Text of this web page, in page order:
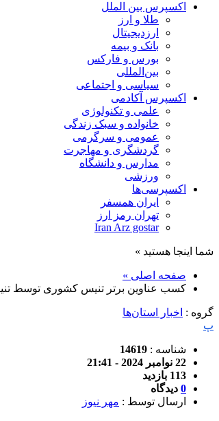
اکسپرس بین الملل
طلا و ارز
ارزدیجیتال
بانک و بیمه
بورس و فارکس
بین‌المللی
سیاسی و اجتماعی
اکسپرس آکادمی
علمی و تکنولوژی
خانواده و سبک زندگی
عمومی و سرگرمی
گردشگری و مهاجرت
مدارس و دانشگاه
ورزشی
اکسپرسی‌ها
ایران همسفر
تهران رمز ارز
Iran Arz gostar
شما اینجا هستید »
صفحه اصلی »
کسب عناوین برتر تنیس کشوری توسط
گروه : اخبار استان‌ها
پ
شناسه : 14619
22 نوامبر 2024 - 21:41
113 بازدید
0 دیدگاه
ارسال توسط : مهر نیوز